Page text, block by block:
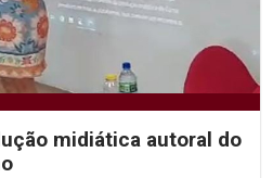
midiática autoral do